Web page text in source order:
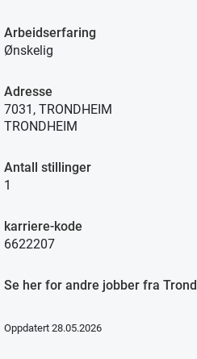
Arbeidserfaring
Ønskelig
Adresse
7031, TRONDHEIM
TRONDHEIM
Antall stillinger
1
karriere-kode
6622207
Se her for andre jobber fra
Oppdatert 28.05.2026